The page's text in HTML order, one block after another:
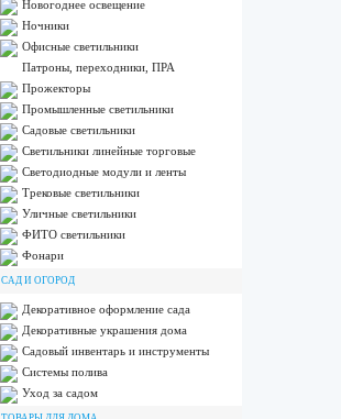
Новогоднее освещение
Ночники
Офисные светильники
Патроны, переходники, ПРА
Прожекторы
Промышленные светильники
Садовые светильники
Светильники линейные торговые
Светодиодные модули и ленты
Трековые светильники
Уличные светильники
ФИТО светильники
Фонари
САД И ОГОРОД
Декоративное оформление сада
Декоративные украшения дома
Садовый инвентарь и инструменты
Системы полива
Уход за садом